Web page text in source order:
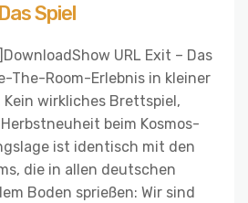
Spiel
URL Exit – Das
The-Room-Erlebnis in kleiner
Kein wirkliches Brettspiel,
beim Kosmos-
ist identisch mit den
die in allen deutschen
Boden sprießen: Wir sind